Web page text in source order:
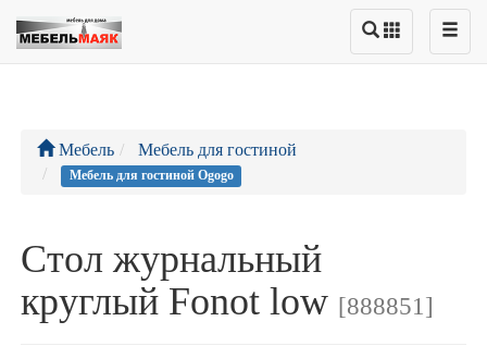
Мебель Мебель для гостиной
Мебель для гостиной Ogogo
Стол журнальный
круглый Fonot low [888851]